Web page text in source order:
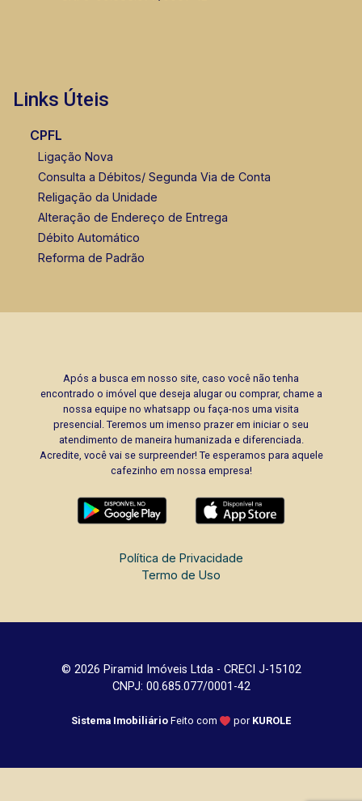
Links Úteis
CPFL
Ligação Nova
Consulta a Débitos/ Segunda Via de Conta
Religação da Unidade
Alteração de Endereço de Entrega
Débito Automático
Reforma de Padrão
Após a busca em nosso site, caso você não tenha
encontrado o imóvel que deseja alugar ou comprar, chame a
nossa equipe no whatsapp ou faça-nos uma visita
presencial. Teremos um imenso prazer em iniciar o seu
atendimento de maneira humanizada e diferenciada.
Acredite, você vai se surpreender! Te esperamos para aquele
cafezinho em nossa empresa!
Política de Privacidade
Termo de Uso
© 2026 Piramid Imóveis Ltda - CRECI J-15102
CNPJ: 00.685.077/0001-42
Sistema Imobiliário Feito com por KUROLE